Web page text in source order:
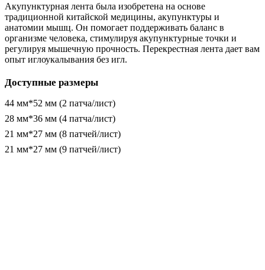
Акупунктурная лента была изобретена на основе
традиционной китайской медицины, акупунктуры и
анатомии мышц. Он помогает поддерживать баланс в
организме человека, стимулируя акупунктурные точки и
регулируя мышечную прочность. Перекрестная лента дает вам
опыт иглоукалывания без игл.
Доступные размеры
44 мм*52 мм (2 патча/лист)
28 мм*36 мм (4 патча/лист)
21 мм*27 мм (8 патчей/лист)
21 мм*27 мм (9 патчей/лист)